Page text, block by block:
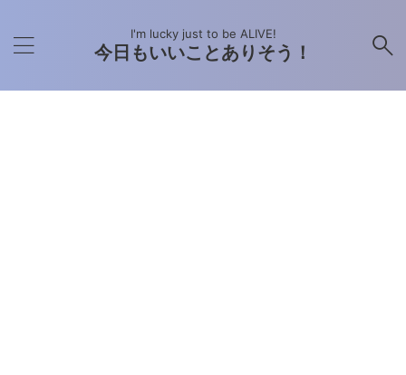
I'm lucky just to be ALIVE!
今日もいいことありそう！